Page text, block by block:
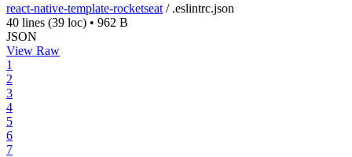
react-native-template-rocketseat / .eslintrc.json
40 lines (39 loc) • 962 B
JSON
View Raw
1
2
3
4
5
6
7